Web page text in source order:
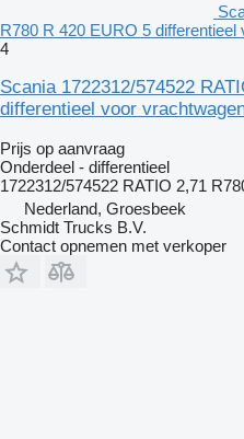
R780 R 420 EURO 5 differentieel
4
Scania 1722312/574522
differentieel voor
Prijs op aanvraag
Onderdeel - differentieel
1722312/574522 RATIO 2,71
Nederland, Groesbeek
Schmidt Trucks B.V.
Contact opnemen met verkoper